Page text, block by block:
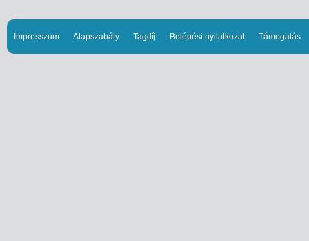
Impresszum Alapszabály Tagdíj Belépési nyilatkozat Támogatás